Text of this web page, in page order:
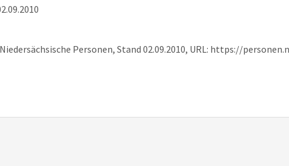
Personen, Stand 02.09.2010, URL: https://